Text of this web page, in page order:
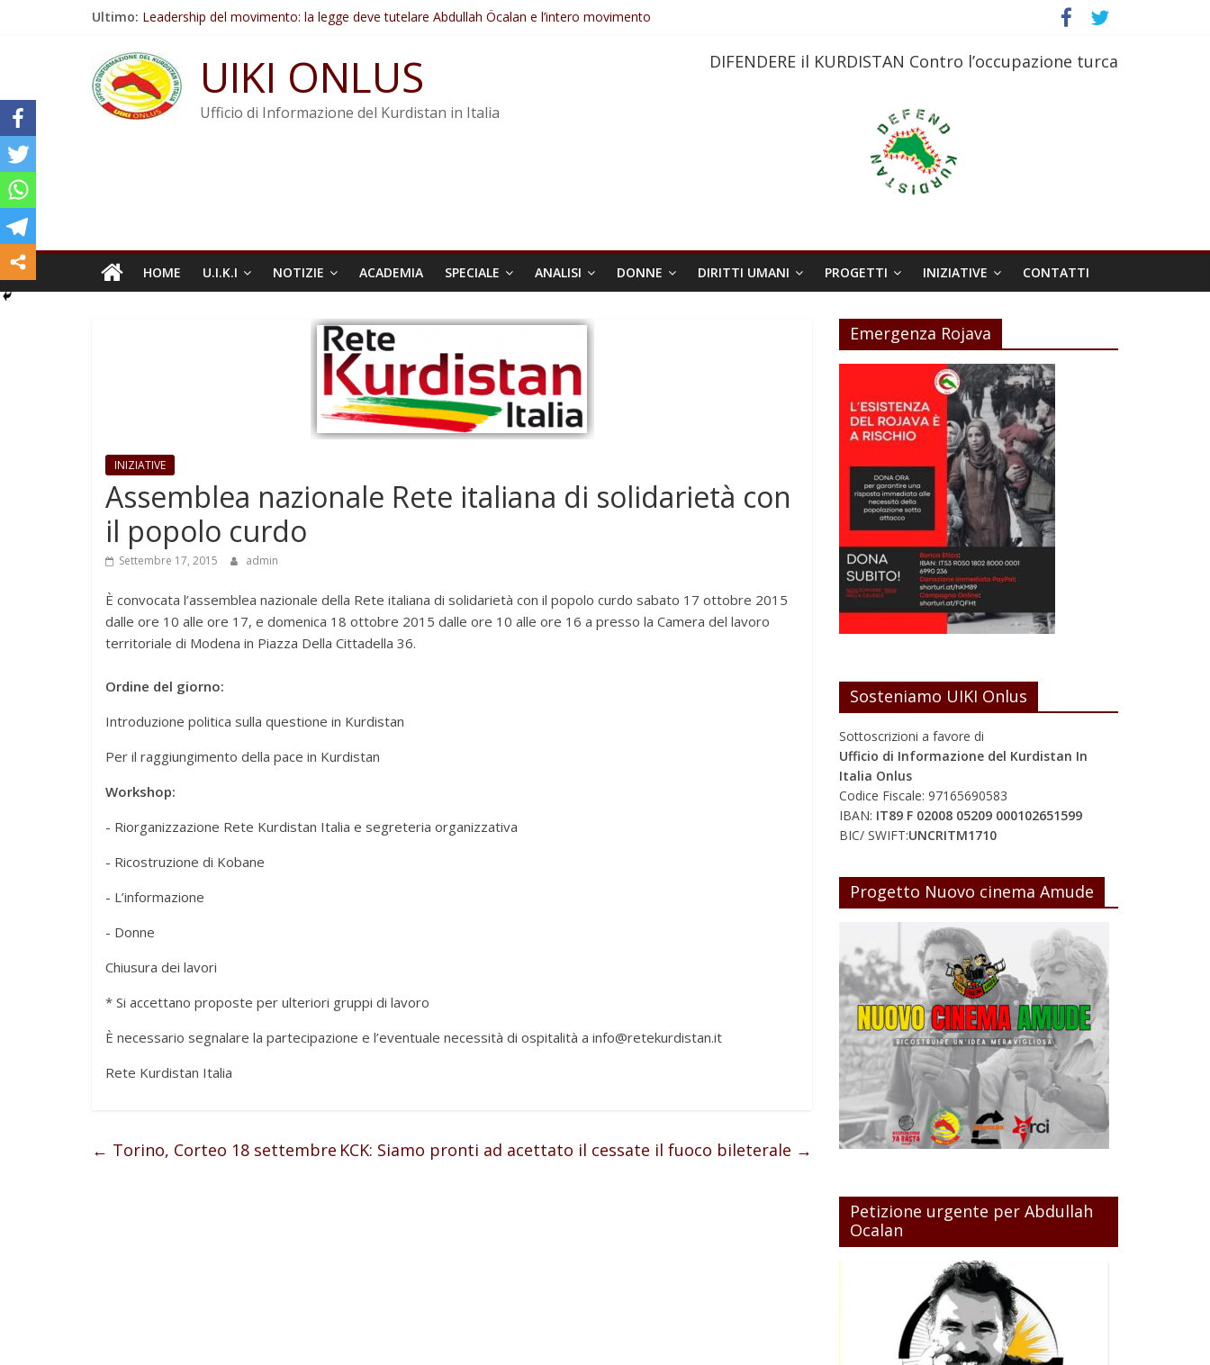
Ultimo: Leadership del movimento: la legge deve tutelare Abdullah Öcalan e l’intero movimento
Non tenere conto della situazione di Rêber Apo ostacolerebbe l’attuazione della legge
Il KNK chiede un’azione internazionale contro i crimini di guerra dell’Iran
Abdullah Öcalan: Le legge negativa deve essere trasformata in legge positiva
UIKI ONLUS
Ufficio di Informazione del Kurdistan in Italia
DIFENDERE il KURDISTAN Contro l’occupazione turca
HOME U.I.K.I NOTIZIE ACADEMIA SPECIALE ANALISI DONNE DIRITTI UMANI PROGETTI INIZIATIVE CONTATTI
INIZIATIVE
Assemblea nazionale Rete italiana di solidarietà con
il popolo curdo
Settembre 17, 2015 admin
È convocata l’assemblea nazionale della Rete italiana di solidarietà con il popolo curdo sabato 17 ottobre 2015
dalle ore 10 alle ore 17, e domenica 18 ottobre 2015 dalle ore 10 alle ore 16 a presso la Camera del lavoro
territoriale di Modena in Piazza Della Cittadella 36.
Ordine del giorno:
Introduzione politica sulla questione in Kurdistan
Per il raggiungimento della pace in Kurdistan
Workshop:
-​ ​Riorganizzazione Rete Kurdistan Italia e segreteria organizzativa
-​ ​Ricostruzione di Kobane
-​ ​L’informazione
​​- Donne​​
Chiusura dei lavori
* Si accettano proposte per ulteriori gruppi di lavoro
È necessario segnalare la partecipazione e l’eventuale necessità di ospitalità a info@retekurdistan.it
Rete Kurdistan Italia
← Torino, Corteo 18 settembre KCK: Siamo pronti ad acettato il cessate il fuoco bileterale →
Emergenza Rojava
Sosteniamo UIKI Onlus
Sottoscrizioni a favore di
Ufficio di Informazione del Kurdistan In
Italia Onlus
Codice Fiscale: 97165690583
IBAN: IT89 F 02008 05209 000102651599
BIC/ SWIFT:UNCRITM1710
Progetto Nuovo cinema Amude
Petizione urgente per Abdullah
Ocalan